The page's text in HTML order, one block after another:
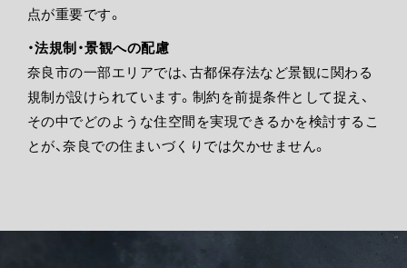
点が重要です。
・法規制・景観への配慮
奈良市の一部エリアでは、古都保存法など景観に関わる
規制が設けられています。制約を前提条件として捉え、
その中でどのような住空間を実現できるかを検討するこ
とが、奈良での住まいづくりでは欠かせません。